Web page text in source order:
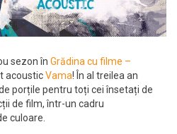
sezon în Grădina cu filme –
acousticVama! În al treilea an
porțile pentru toți cei însetați de
de film, într-un cadru
culoare.